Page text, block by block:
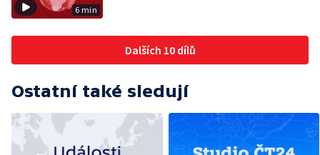
6 min
Dalších 10 dílů
Ostatní také sledují